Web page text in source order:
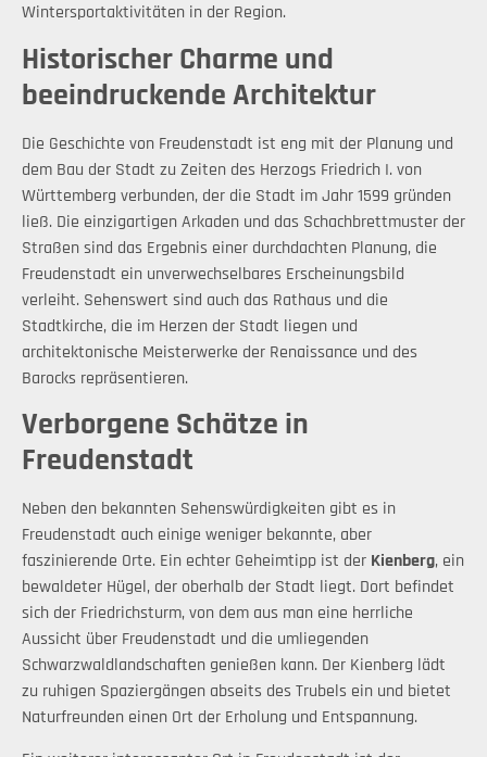
Wintersportaktivitäten in der Region.
Historischer Charme und
beeindruckende Architektur
Die Geschichte von Freudenstadt ist eng mit der Planung und
dem Bau der Stadt zu Zeiten des Herzogs Friedrich I. von
Württemberg verbunden, der die Stadt im Jahr 1599 gründen
ließ. Die einzigartigen Arkaden und das Schachbrettmuster der
Straßen sind das Ergebnis einer durchdachten Planung, die
Freudenstadt ein unverwechselbares Erscheinungsbild
verleiht. Sehenswert sind auch das Rathaus und die
Stadtkirche, die im Herzen der Stadt liegen und
architektonische Meisterwerke der Renaissance und des
Barocks repräsentieren.
Verborgene Schätze in
Freudenstadt
Neben den bekannten Sehenswürdigkeiten gibt es in
Freudenstadt auch einige weniger bekannte, aber
faszinierende Orte. Ein echter Geheimtipp ist der Kienberg, ein
bewaldeter Hügel, der oberhalb der Stadt liegt. Dort befindet
sich der Friedrichsturm, von dem aus man eine herrliche
Aussicht über Freudenstadt und die umliegenden
Schwarzwaldlandschaften genießen kann. Der Kienberg lädt
zu ruhigen Spaziergängen abseits des Trubels ein und bietet
Naturfreunden einen Ort der Erholung und Entspannung.